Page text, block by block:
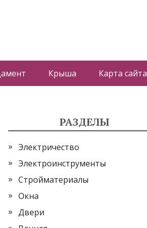
Крыша Карта сайта
РАЗДЕЛЫ
Электричество
Электроинструменты
Стройматериалы
Окна
Двери